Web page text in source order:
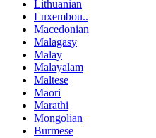
Lithuanian
Luxembou..
Macedonian
Malagasy
Malay
Malayalam
Maltese
Maori
Marathi
Mongolian
Burmese